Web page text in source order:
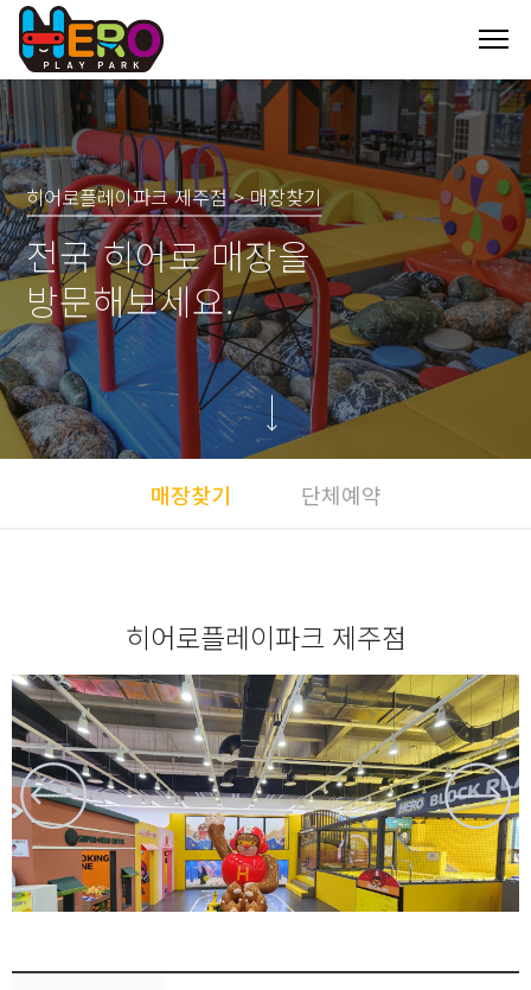
히어로플레이파크 제주점 > 매장찾기
전국 히어로 매장을
방문해보세요.
매장찾기 단체예약
히어로플레이파크 제주점